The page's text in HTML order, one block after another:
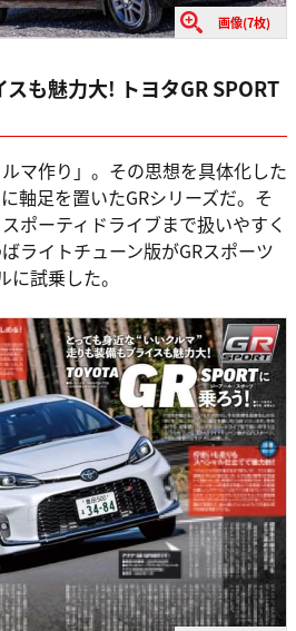
画像(7枚)
も魅力大! トヨタGR SPORT
マ作り」。その思想を具体化した
軸足を置いたGRシリーズだ。そ
ポーティドライブまで扱いやすく
ライトチューン版がGRスポーツ
試乗した。